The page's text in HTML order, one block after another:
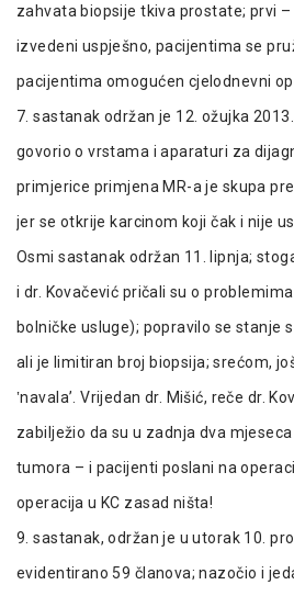
zahvata biopsije tkiva prostate; prvi
izvedeni uspješno, pacijentima se
pacijentima omogućen cjelodnevni
7. sastanak održan je 12. ožujka
govorio o vrstama i aparaturi za
primjerice primjena MR-a je skupa
jer se otkrije karcinom koji čak i nije
Osmi sastanak održan 11. lipnja;
i dr. Kovačević pričali su o
bolničke usluge); popravilo se stanje
ali je limitiran broj biopsija; srećom,
‛navala’. Vrijedan dr. Mišić, reče dr.
zabilježio da su u zadnja dva
tumora – i pacijenti poslani na
operacija u KC zasad ništa!
9. sastanak, održan je u utorak 10.
evidentirano 59 članova; nazočio i